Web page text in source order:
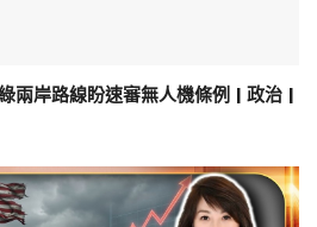
兩岸路線盼速審無人機條例 | 政治 |